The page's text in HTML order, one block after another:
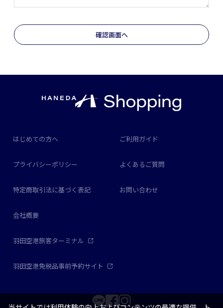
はじめての方へ ご利用ガイド
プライバシーポリシー よくあるご質問
特定商取引法に基づく表記 お問い合わせ
会社概要
羽田空港旅客ターミナル
羽田空港免税品事前予約サイト